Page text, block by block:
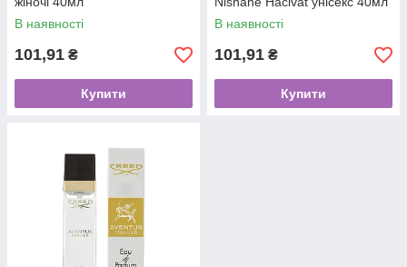
В наявності
101,91 ₴
Купити
В наявності
101,91 ₴
Купити